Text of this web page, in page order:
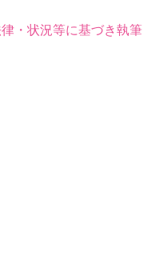
・状況等に基づき執筆